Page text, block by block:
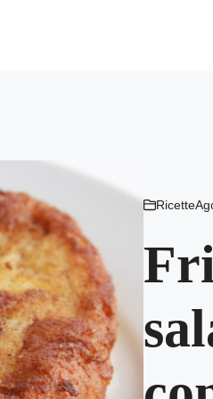
Ricette